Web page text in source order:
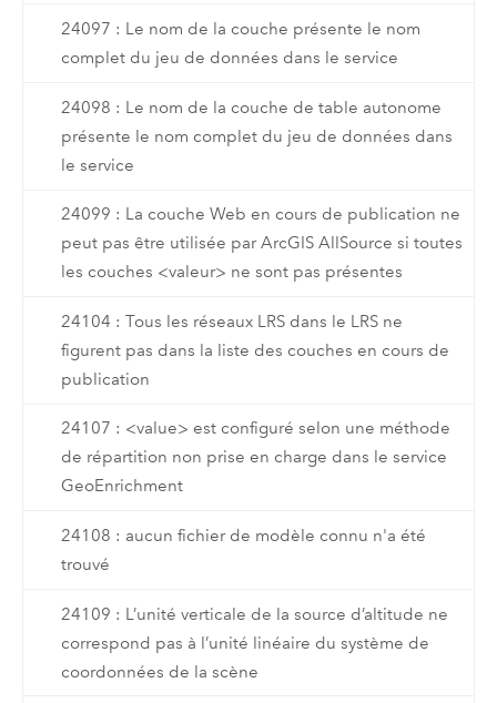
24097 : Le nom de la couche présente le nom
complet du jeu de données dans le service
24098 : Le nom de la couche de table autonome
présente le nom complet du jeu de données dans
le service
24099 : La couche Web en cours de publication ne
peut pas être utilisée par ArcGIS AllSource si toutes
les couches <valeur> ne sont pas présentes
24104 : Tous les réseaux LRS dans le LRS ne
figurent pas dans la liste des couches en cours de
publication
24107 : <value> est configuré selon une méthode
de répartition non prise en charge dans le service
GeoEnrichment
24108 : aucun fichier de modèle connu n'a été
trouvé
24109 : L’unité verticale de la source d’altitude ne
correspond pas à l’unité linéaire du système de
coordonnées de la scène